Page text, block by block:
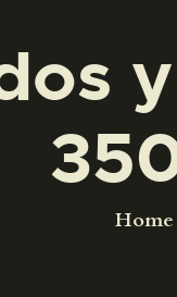
Home